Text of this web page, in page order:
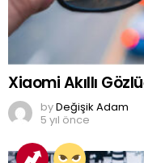
Xiaomi Akıllı
byDeğişik Adam
5 yıl önce